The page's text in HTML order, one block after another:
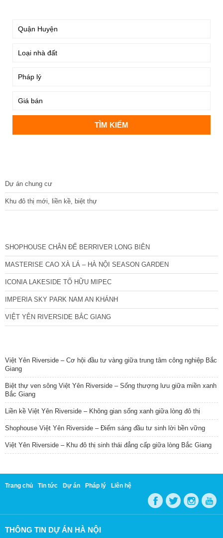
Dự án chung cư
Khu đô thị mới, liền kề, biệt thự
SHOPHOUSE CHÂN ĐẾ BERRIVER LONG BIÊN
MASTERISE CAO XÀ LÁ – HÀ NỘI SEASON GARDEN
ICONIA LAKESIDE TỐ HỮU MIPEC
IMPERIA SKY PARK NAM AN KHÁNH
VIỆT YÊN RIVERSIDE BẮC GIANG
Việt Yên Riverside – Cơ hội đầu tư vàng giữa trung tâm công nghiệp Bắc
Giang
Biệt thự ven sông Việt Yên Riverside – Sống thượng lưu giữa miền xanh
Bắc Giang
Liền kề Việt Yên Riverside – Không gian sống xanh giữa lòng đô thị
Shophouse Việt Yên Riverside – Điểm sáng đầu tư sinh lời bền vững
Việt Yên Riverside – Khu đô thị sinh thái đẳng cấp giữa lòng Bắc Giang
Trang chủ Tin tức Dự án Pháp lý Liên hệ
THÔNG TIN DỰ ÁN HÀ NỘI